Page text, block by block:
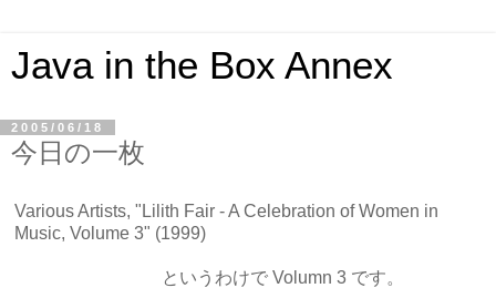
Java in the Box Annex
2005/06/18
今日の一枚
Various Artists, "Lilith Fair - A Celebration of Women in
Music, Volume 3" (1999)
というわけで Volumn 3 です。